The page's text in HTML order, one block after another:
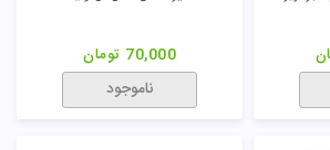
70,000 تومان
ناموجود